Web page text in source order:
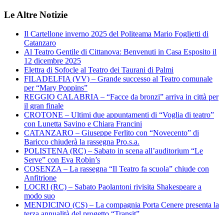
Le Altre Notizie
Il Cartellone inverno 2025 del Politeama Mario Foglietti di
Catanzaro
Al Teatro Gentile di Cittanova: Benvenuti in Casa Esposito il
12 dicembre 2025
Elettra di Sofocle al Teatro dei Taurani di Palmi
FILADELFIA (VV) – Grande successo al Teatro comunale
per “Mary Poppins”
REGGIO CALABRIA – “Facce da bronzi” arriva in città per
il gran finale
CROTONE – Ultimi due appuntamenti di “Voglia di teatro”
con Lunetta Savino e Chiara Francini
CATANZARO – Giuseppe Ferlito con “Novecento” di
Baricco chiuderà la rassegna Pro.s.a.
POLISTENA (RC) – Sabato in scena all’auditorium “Le
Serve” con Eva Robin’s
COSENZA – La rassegna “Il Teatro fa scuola” chiude con
Anfitrione
LOCRI (RC) – Sabato Paolantoni rivisita Shakespeare a
modo suo
MENDICINO (CS) – La compagnia Porta Cenere presenta la